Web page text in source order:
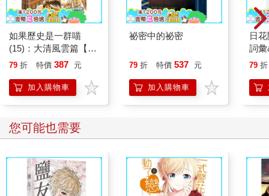
如果歷史是一群喵
(15)：大清風雲篇【萌
貓漫畫學歷史】
79 折 特價 387 元
加入購物車
祕密中的祕密
79 折 特價 537 元
加入購物車
日
詞
79 折
您可能也需要